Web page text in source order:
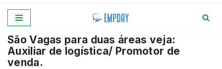
para
o
conteúdo
São Vagas para duas áreas veja:
Auxiliar de logística/ Promotor de
venda.